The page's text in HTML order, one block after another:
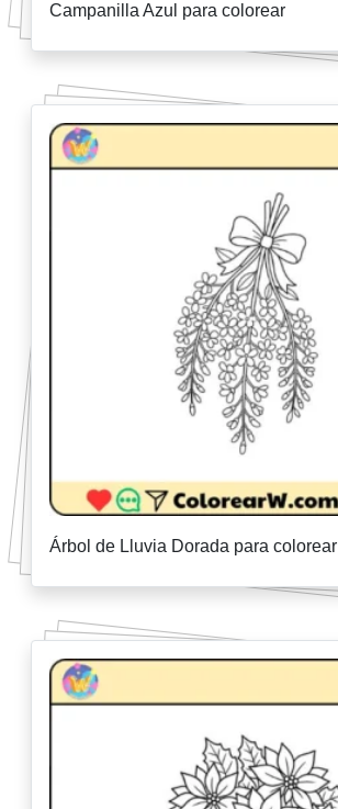
Campanilla Azul para colorear
Árbol de Lluvia Dorada para colorear